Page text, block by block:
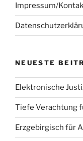
Impressum/
NEUESTE
Elektronische
Tiefe Verachtung
Erzgebirgisch für